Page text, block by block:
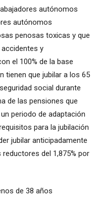
autónomos
autónomos
penosas toxicas y que
y
el 100% de la base
tienen que jubilar a los 65
social durante
de las pensiones que
periodo de adaptación
para la jubilación
jubilar anticipadamente
del 1,875% por
de 38 años